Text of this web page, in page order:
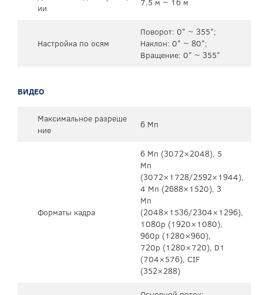
ии
Настройка по осям
Поворот: 0° ~ 355°;
Наклон: 0° ~ 80°;
Вращение: 0° ~ 355°
ВИДЕО
Максимальное разреше
ние
6 Мп
Форматы кадра
6 Mп (3072×2048), 5
Mп
(3072×1728/2592×1944),
4 Mп (2688×1520), 3
Mп
(2048×1536/2304×1296),
1080p (1920×1080),
960p (1280×960),
720p (1280×720), D1
(704×576), CIF
(352×288)